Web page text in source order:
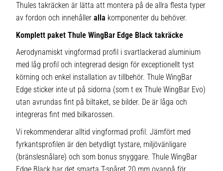
Thules takräcken är lätta att montera på de allra flesta typer
av fordon och innehåller alla komponenter du behöver.
Komplett paket Thule WingBar Edge Black takräcke
Aerodynamiskt vingformad profil i svartlackerad aluminium
med låg profil och integrerad design för exceptionellt tyst
körning och enkel installation av tillbehör. Thule WingBar
Edge sticker inte ut på sidorna (som t ex Thule WingBar Evo)
utan avrundas fint på biltaket, se bilder. De är låga och
integreras fint med bilkarossen.
Vi rekommenderar alltid vingformad profil. Jämfört med
fyrkantsprofilen är den betydligt tystare, miljövänligare
(bränslesnålare) och som bonus snyggare. Thule WingBar